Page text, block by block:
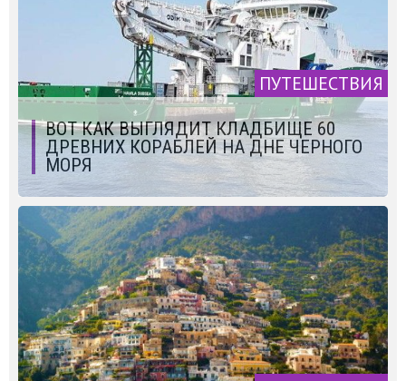
ПУТЕШЕСТВИЯ
ВОТ КАК ВЫГЛЯДИТ КЛАДБИЩЕ 60
ДРЕВНИХ КОРАБЛЕЙ НА ДНЕ ЧЕРНОГО
МОРЯ